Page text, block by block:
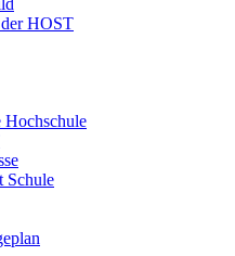
HOST
Hochschule
Schule